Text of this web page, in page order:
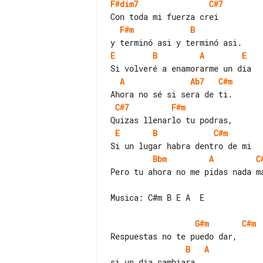
F#dim7
C#7
F#m
B
E
B A
E
A
Ab7
C#m
C#7
F#m
E
B
C#m
Bbm
A
Pero tu ahora no me pidas nada
Musica: C#m B E A  E
G#m
C#m
B
A